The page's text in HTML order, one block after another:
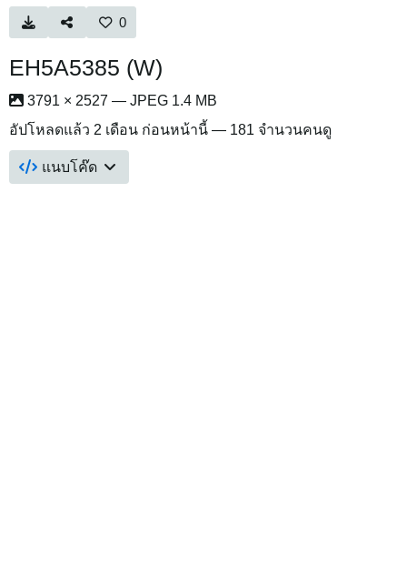
0
EH5A5385 (W)
3791 × 2527 — JPEG 1.4 MB
อัปโหลดแล้ว 2 เดือน ก่อนหน้านี้ — 181 จำนวนคนดู
แนบโค๊ด